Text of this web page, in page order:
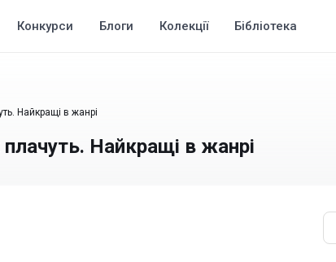
Конкурси Блоги Колекції Бібліотека
Найкращі в жанрі
плачуть. Найкращі в жанрі